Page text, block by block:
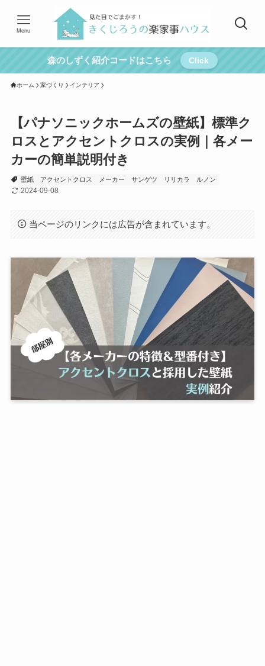
Menu
森のしずく紹介コードはこちら Click
ホーム 家づくり インテリア
【パナソニックホームズの壁紙】標準ク
ロスとアクセントクロスの実例｜各メー
カーの簡単説明付き
壁紙 アクセントクロス メーカー サンゲツ リリカラ ルノン
2024-09-08
当ページのリンクには広告が含まれています。